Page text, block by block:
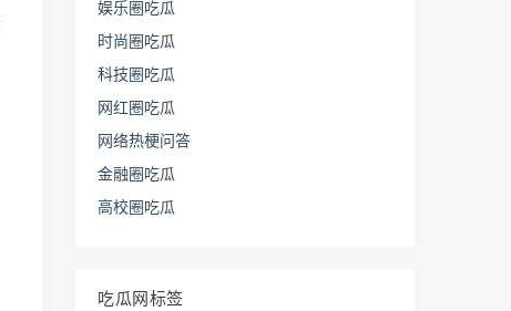
娱乐圈吃瓜
时尚圈吃瓜
科技圈吃瓜
网红圈吃瓜
网络热梗问答
金融圈吃瓜
高校圈吃瓜
吃瓜网标签